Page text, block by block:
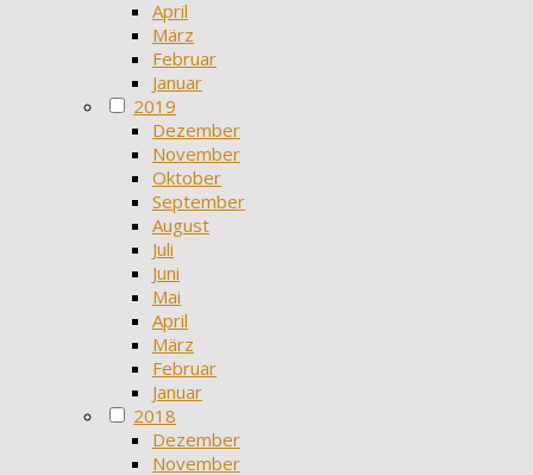
April
März
Februar
Januar
2019
Dezember
November
Oktober
September
August
Juli
Juni
Mai
April
März
Februar
Januar
2018
Dezember
November